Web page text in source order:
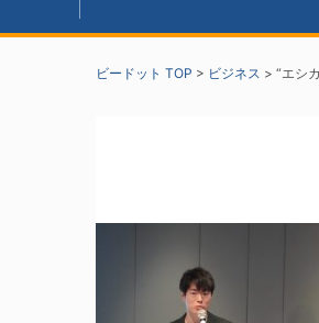
ビードット TOP > ビジネス > “エシ